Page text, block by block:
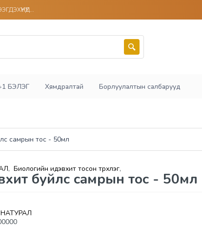
БЭЛЭГ Хямдралтай Борлуулалтын салбарууд
самрын тос - 50мл
, Биологийн идэвхит тосон түрхлэг,
буйлс самрын тос - 50мл